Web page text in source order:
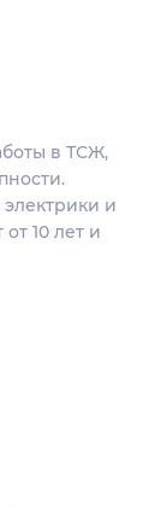
в ТСЖ,
и
10 лет и